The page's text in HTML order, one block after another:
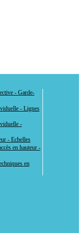
- Garde-
- Lignes
-
- Echelles
en hauteur -
en